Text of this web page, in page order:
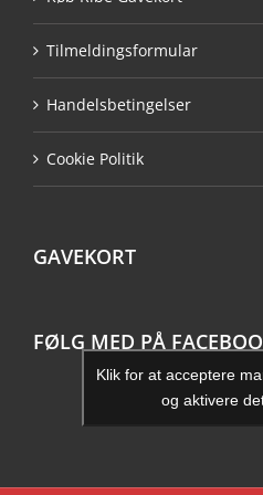
Tilmeldingsformular
Handelsbetingelser
Cookie Politik
GAVEKORT
FØLG MED PÅ
Klik for at acceptere
og aktivere